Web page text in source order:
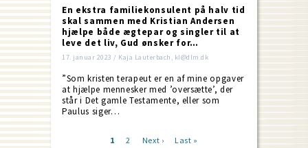
En ekstra familiekonsulent på halv tid
skal sammen med Kristian Andersen
hjælpe både ægtepar og singler til at
leve det liv, Gud ønsker for…
17. januar 2023 / Kaja Lauterbach, kl@dlm.dk
”Som kristen terapeut er en af mine opgaver
at hjælpe mennesker med ’oversætte’, der
står i Det gamle Testamente, eller som
Paulus siger…
Current
1 Page
2
Next
Next ›
Last
Last »